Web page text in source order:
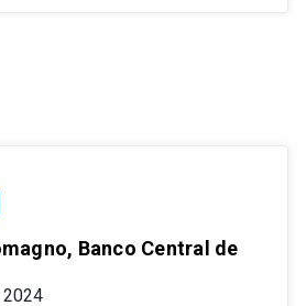
Banco Central de
2024